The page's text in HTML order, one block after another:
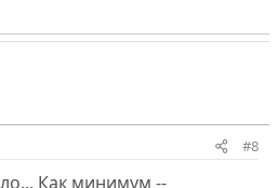
#8
Как минимум --